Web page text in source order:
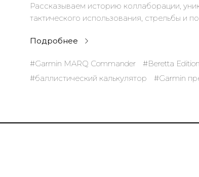
Рассказываем историю коллаборации,
тактического использования, стрельбы и
Подробнее
#Garmin MARQ Commander #Beretta Edition
#баллистический калькулятор
#Garmin